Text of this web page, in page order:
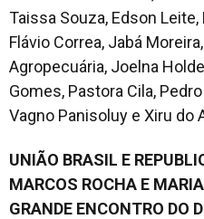
Taissa Souza, Edson
Flávio Correa, Jabá
Agropecuária, Joelna
Gomes, Pastora Cila,
Vagno Panisoluy e Xiru do
UNIÃO BRASIL E
MARCOS ROCHA E
GRANDE ENCONTRO DO